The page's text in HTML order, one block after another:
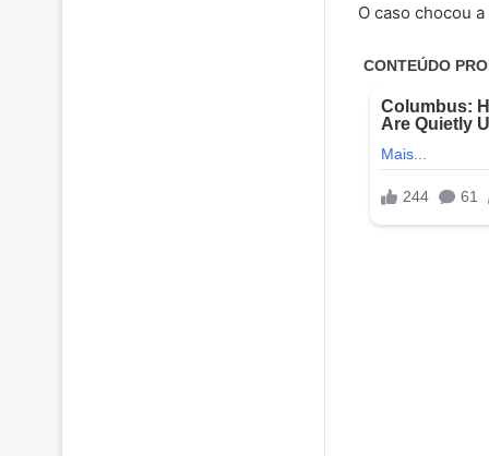
O caso chocou